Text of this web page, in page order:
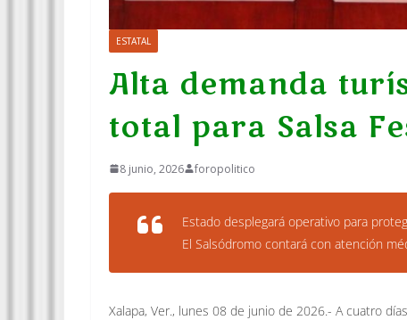
ESTATAL
Alta demanda
total para Salsa
8 junio, 2026 foropolitico
Estado desplegará operativo para
El Salsódromo contará con atención
Xalapa, Ver., lunes 08 de junio de 2026.- A cuatro